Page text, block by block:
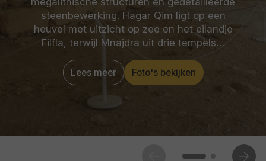
steenbewerking. Hagar Qim ligt op een
heuvel met uitzicht op zee en het eilandje
Filfla, terwijl Mnajdra uit drie tempels…
Lees meer Foto's bekijken